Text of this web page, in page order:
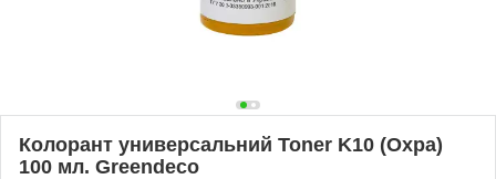
Колорант универсальний Toner K10 (Охра)
100 мл. Greendeco